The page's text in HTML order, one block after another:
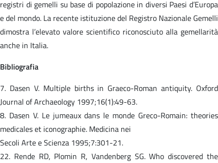
registri di gemelli su base di popolazione in diversi Paesi d’Europa
e del mondo. La recente istituzione del Registro Nazionale Gemelli
dimostra l’elevato valore scientifico riconosciuto alla gemellarità
anche in Italia.
Bibliografia
7. Dasen V. Multiple births in Graeco-Roman antiquity. Oxford
Journal of Archaeology 1997;16(1):49-63.
8. Dasen V. Le jumeaux dans le monde Greco-Romain: theories
medicales et iconographie. Medicina nei
Secoli Arte e Scienza 1995;7:301-21.
22. Rende RD, Plomin R, Vandenberg SG. Who discovered the